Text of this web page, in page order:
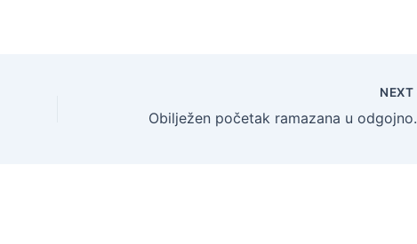
NEXT
Obilježen